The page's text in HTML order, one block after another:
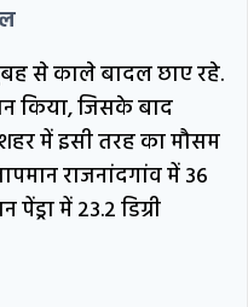
से काले बादल छाए रहे.
किया, जिसके बाद
में इसी तरह का मौसम
राजनांदगांव में 36
में 23.2 डिग्री